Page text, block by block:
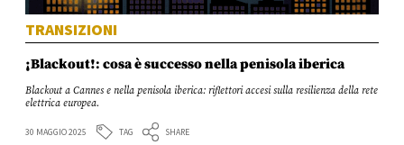
TRANSIZIONI
¡Blackout!: cosa è successo nella penisola iberica
Blackout a Cannes e nella penisola iberica: riflettori accesi sulla resilienza della rete
elettrica europea.
30 MAGGIO 2025 TAG SHARE